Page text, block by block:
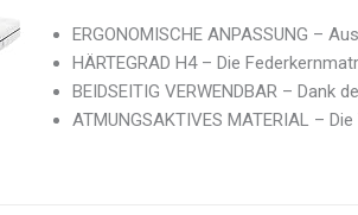
ERGONOMISCHE ANPASSUNG –
HÄRTEGRAD H4 – Die
BEIDSEITIG VERWENDBAR –
ATMUNGSAKTIVES MATERIAL –